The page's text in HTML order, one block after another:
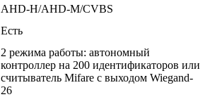
AHD-H/AHD-M/CVBS
Есть
2 режима работы: автономный
контроллер на 200 идентификаторов или
считыватель Mifare c выходом Wiegand-
26